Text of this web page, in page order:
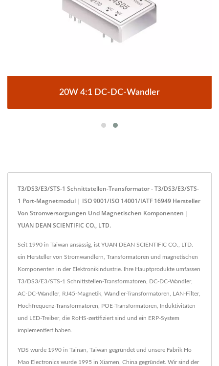
20W 4:1 DC-DC-Wandler
T3/DS3/E3/STS-1 Schnittstellen-Transformator - T3/DS3/E3/STS-
1 Port-Magnetmodul | ISO 9001/ISO 14001/IATF 16949 Hersteller
Von Stromversorgungen Und Magnetischen Komponenten |
YUAN DEAN SCIENTIFIC CO., LTD.
Seit 1990 in Taiwan ansässig, ist YUAN DEAN SCIENTIFIC CO., LTD.
ein Hersteller von Stromwandlern, Transformatoren und magnetischen
Komponenten in der Elektronikindustrie. Ihre Hauptprodukte umfassen
T3/DS3/E3/STS-1 Schnittstellen-Transformatoren, DC-DC-Wandler,
AC-DC-Wandler, RJ45-Magnetik, Wandler-Transformatoren, LAN-Filter,
Hochfrequenz-Transformatoren, POE-Transformatoren, Induktivitäten
und LED-Treiber, die RoHS-zertifiziert sind und ein ERP-System
implementiert haben.
YDS wurde 1990 in Tainan, Taiwan gegründet und unsere Fabrik Ho
Mao Electronics wurde 1995 in Xiamen, China gegründet. Wir sind der